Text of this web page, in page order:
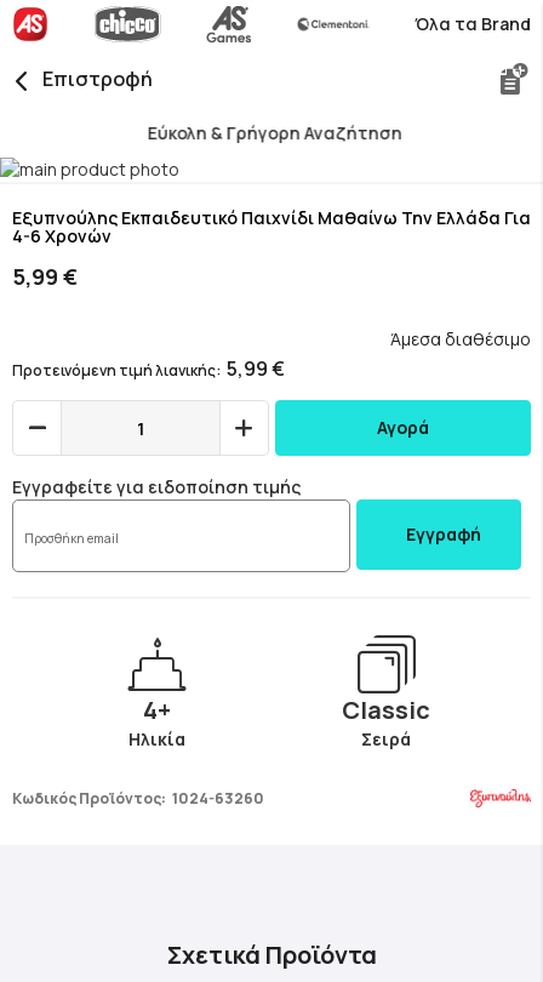
Όλα τα Brand
Επιστροφή
Εύκολη & Γρήγορη Αναζήτηση
Skip
the
end
of
the
to
the
beginning
of
gallery
Εξυπνούλης Εκπαιδευτικό Παιχνίδι Μαθαίνω Την Ελλάδα Για
4-6 Χρονών
5,99 €
Προτεινόμενη τιμή λιανικής 5,99 €
Άμεσα διαθέσιμο
Αγορά
Εγγραφείτε για ειδοποίηση τιμής
Εγγραφή
4+
Ηλικία
Classic
Σειρά
Κωδικός Προϊόντος: 1024-63260
Σχετικά Προϊόντα